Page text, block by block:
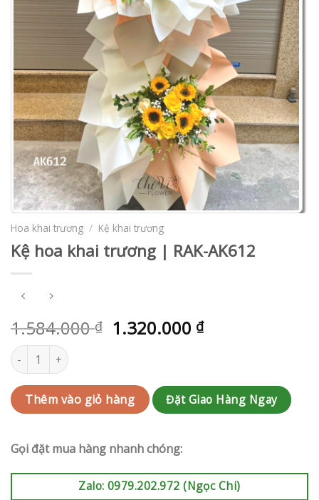
Hoa khai trương / Kệ khai trương
Kệ hoa khai trương | RAK-AK612
1.584.000₫ 1.320.000 ₫
Kệ hoa khai trương | RAK-AK612 số lượng
Thêm vào giỏ hàng Đặt Giao Hàng Ngay
Gọi đặt mua hàng nhanh chóng:
Zalo: 0979.202.972 (Ngọc Chi)